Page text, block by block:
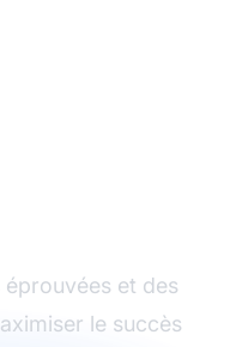
et des
le succès